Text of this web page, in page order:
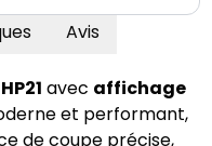
Avis
avec affichage
et performant,
de coupe précise,